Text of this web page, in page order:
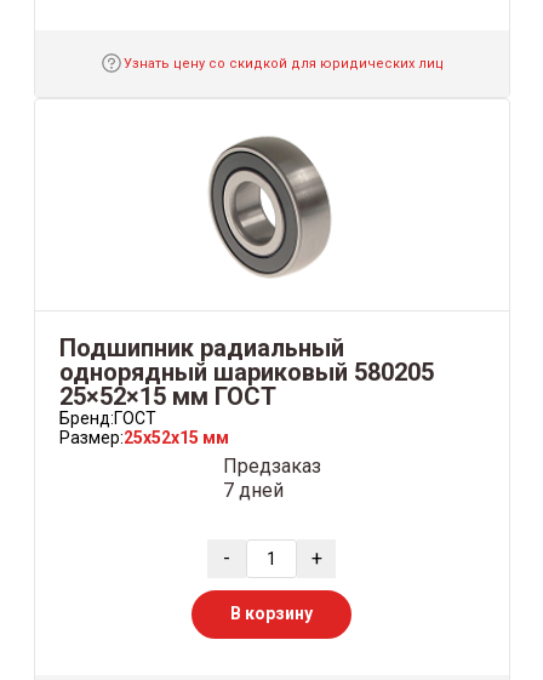
Узнать цену со скидкой для юридических лиц
Подшипник радиальный
однорядный шариковый 580205
25×52×15 мм ГОСТ
Бренд:ГОСТ
Размер:25x52x15 мм
Предзаказ
7 дней
- +
В корзину